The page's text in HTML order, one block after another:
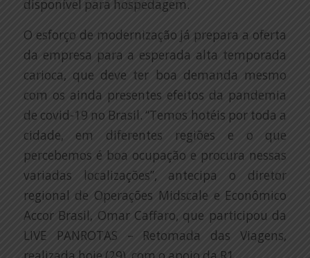
disponível para hospedagem.
O esforço de modernização já prepara a oferta
da empresa para a esperada alta temporada
carioca, que deve ter boa demanda mesmo
com os ainda presentes efeitos da pandemia
de covid-19 no Brasil. “Temos hotéis por toda a
cidade, em diferentes regiões e o que
percebemos é boa ocupação e procura nessas
variadas localizações”, antecipa o diretor
regional de Operações Midscale e Econômico
Accor Brasil, Omar Caffaro, que participou da
LIVE PANROTAS – Retomada das Viagens,